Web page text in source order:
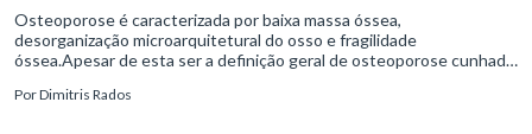
Osteoporose é caracterizada por baixa massa óssea,
desorganização microarquitetural do osso e fragilidade
óssea.Apesar de esta ser a definição geral de osteoporose cunhada
patofisiológico, e não c
PorDimitris Rados